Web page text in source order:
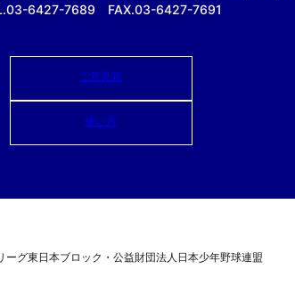
6427-7689 FAX.03-6427-7691
ご意見箱
使い方
ーグ東日本ブロック・公益財団法人 日本少年野球連盟